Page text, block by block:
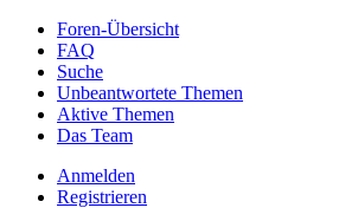
Foren-Übersicht
FAQ
Suche
Unbeantwortete Themen
Aktive Themen
Das Team
Anmelden
Registrieren